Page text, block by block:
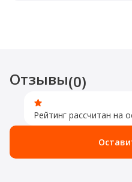
Отзывы(0)
Рейтинг рассчитан на